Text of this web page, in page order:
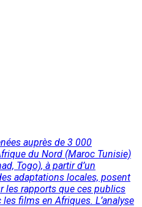
auprès de 3 000
du Nord (Maroc Tunisie)
Togo), à partir d’un
adaptations locales, posent
les rapports que ces publics
films en Afriques. L’analyse